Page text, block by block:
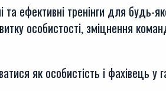
ефективні тренінги для будь-
особистості, зміцнення
як особистість і фахівець у